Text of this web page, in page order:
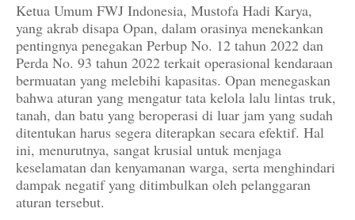
Ketua Umum FWJ Indonesia, Mustofa Hadi Karya,
yang akrab disapa Opan, dalam orasinya menekankan
pentingnya penegakan Perbup No. 12 tahun 2022 dan
Perda No. 93 tahun 2022 terkait operasional kendaraan
bermuatan yang melebihi kapasitas. Opan menegaskan
bahwa aturan yang mengatur tata kelola lalu lintas truk,
tanah, dan batu yang beroperasi di luar jam yang sudah
ditentukan harus segera diterapkan secara efektif. Hal
ini, menurutnya, sangat krusial untuk menjaga
keselamatan dan kenyamanan warga, serta menghindari
dampak negatif yang ditimbulkan oleh pelanggaran
aturan tersebut.